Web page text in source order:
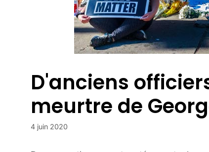
D'anciens
meurtre de
4 juin 2020